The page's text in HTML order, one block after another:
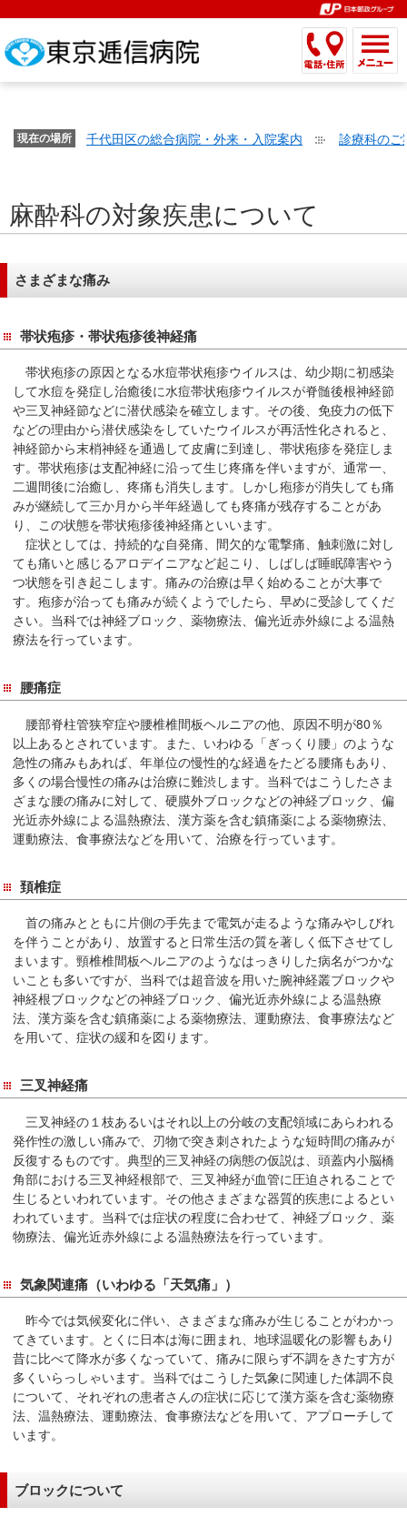
が
で
す。
ー
ジ
内
メ
ー
ヘ
ダ
ー
ニ
ュ
ー
へ
移
動
し
ま
す
共
通
メ
ニ
ュ
ー
移
動
し
ま
す
現
在
の
所
へ
移
動
し
ま
す
本
へ
移
動
し
ま
す
サ
イ
メ
ニ
ュ
ー
へ
移
動
し
す
こ
き
さ
で
こ
大
き
定
す。
こ
メ
ニ
で
こ
ま
ッ
メ
ニ
で
こ
か
イ
検
索
す。
こ
こ
ま
イ
検
索
す。
こ
こ
か
通
ュ
ー
す。
こ
こ
ま
共
通
ュ
ー
す。
現在の場所 千代田区の総合病院・外来・入院案内 診療科のご
こ
か
文
す。
麻酔科の対象疾患について
さまざまな痛み
帯状疱疹・帯状疱疹後神経痛
帯状疱疹の原因となる水痘帯状疱疹ウイルスは、幼少期に初感染
して水痘を発症し治癒後に水痘帯状疱疹ウイルスが脊髄後根神経節
や三叉神経節などに潜伏感染を確立します。その後、免疫力の低下
などの理由から潜伏感染をしていたウイルスが再活性化されると、
神経節から末梢神経を通過して皮膚に到達し、帯状疱疹を発症しま
す。帯状疱疹は支配神経に沿って生じ疼痛を伴いますが、通常一、
二週間後に治癒し、疼痛も消失します。しかし疱疹が消失しても痛
みが継続して三か月から半年経過しても疼痛が残存することがあ
り、この状態を帯状疱疹後神経痛といいます。
症状としては、持続的な自発痛、間欠的な電撃痛、触刺激に対し
ても痛いと感じるアロデイニアなど起こり、しばしば睡眠障害やう
つ状態を引き起こします。痛みの治療は早く始めることが大事で
す。疱疹が治っても痛みが続くようでしたら、早めに受診してくだ
さい。当科では神経ブロック、薬物療法、偏光近赤外線による温熱
療法を行っています。
腰痛症
腰部脊柱管狭窄症や腰椎椎間板ヘルニアの他、原因不明が80％
以上あるとされています。また、いわゆる「ぎっくり腰」のような
急性の痛みもあれば、年単位の慢性的な経過をたどる腰痛もあり、
多くの場合慢性の痛みは治療に難渋します。当科ではこうしたさま
ざまな腰の痛みに対して、硬膜外ブロックなどの神経ブロック、偏
光近赤外線による温熱療法、漢方薬を含む鎮痛薬による薬物療法、
運動療法、食事療法などを用いて、治療を行っています。
頚椎症
首の痛みとともに片側の手先まで電気が走るような痛みやしびれ
を伴うことがあり、放置すると日常生活の質を著しく低下させてし
まいます。頸椎椎間板ヘルニアのようなはっきりした病名がつかな
いことも多いですが、当科では超音波を用いた腕神経叢ブロックや
神経根ブロックなどの神経ブロック、偏光近赤外線による温熱療
法、漢方薬を含む鎮痛薬による薬物療法、運動療法、食事療法など
を用いて、症状の緩和を図ります。
三叉神経痛
三叉神経の１枝あるいはそれ以上の分岐の支配領域にあらわれる
発作性の激しい痛みで、刃物で突き刺されたような短時間の痛みが
反復するものです。典型的三叉神経の病態の仮説は、頭蓋内小脳橋
角部における三叉神経根部で、三叉神経が血管に圧迫されることで
生じるといわれています。その他さまざまな器質的疾患によるとい
われています。当科では症状の程度に合わせて、神経ブロック、薬
物療法、偏光近赤外線による温熱療法を行っています。
気象関連痛（いわゆる「天気痛」）
昨今では気候変化に伴い、さまざまな痛みが生じることがわかっ
てきています。とくに日本は海に囲まれ、地球温暖化の影響もあり
昔に比べて降水が多くなっていて、痛みに限らず不調をきたす方が
多くいらっしゃいます。当科ではこうした気象に関連した体調不良
について、それぞれの患者さんの症状に応じて漢方薬を含む薬物療
法、温熱療法、運動療法、食事療法などを用いて、アプローチして
います。
ブロックについて